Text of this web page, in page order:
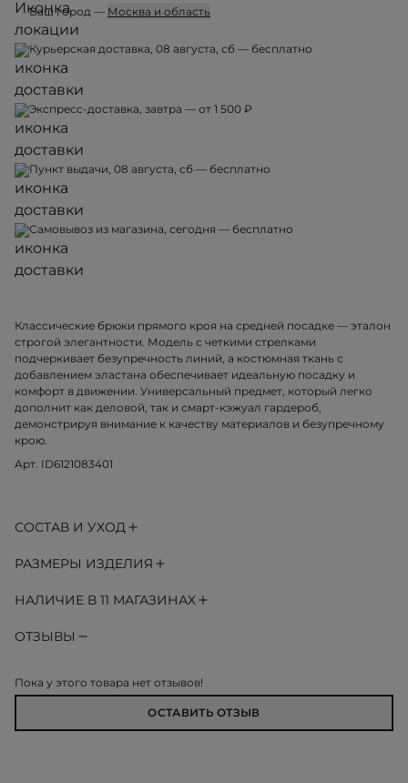
Ваш город — Москва и область
Курьерская доставка, 08 августа, сб — бесплатно
Экспресс-доставка, завтра — от 1 500 ₽
Пункт выдачи, 08 августа, сб — бесплатно
Самовывоз из магазина, сегодня — бесплатно
Классические брюки прямого кроя на средней посадке — эталон
строгой элегантности. Модель с четкими стрелками
подчеркивает безупречность линий, а костюмная ткань с
добавлением эластана обеспечивает идеальную посадку и
комфорт в движении. Универсальный предмет, который легко
дополнит как деловой, так и смарт-кэжуал гардероб,
демонстрируя внимание к качеству материалов и безупречному
крою.
Арт. ID6121083401
СОСТАВ И УХОД
РАЗМЕРЫ ИЗДЕЛИЯ
НАЛИЧИЕ В 11 МАГАЗИНАХ
ОТЗЫВЫ
Пока у этого товара нет отзывов!
ОСТАВИТЬ ОТЗЫВ